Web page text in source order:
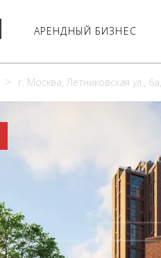
АРЕНДНЫЙ БИЗНЕС
г. Москва, Летниковская ул.,